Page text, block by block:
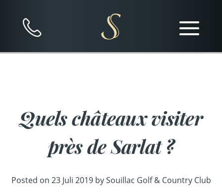
content
primary
secondary
Quels châteaux visiter
près de Sarlat ?
Posted on 23 Juli 2019bySouillac Golf & Country Club